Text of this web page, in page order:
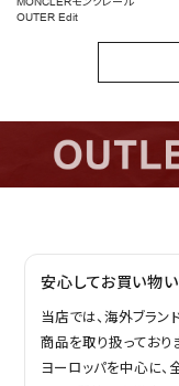
INFORMATION
お問い合わせ
OUTER Edit
安心してお買い物
当店では、海外ブラ
商品を取り扱っており
ヨーロッパを中心に